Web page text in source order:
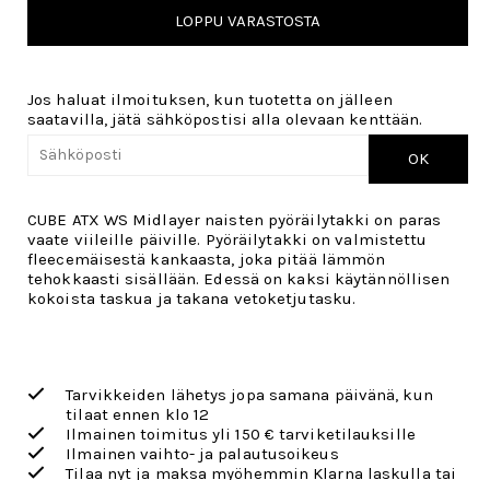
LOPPU VARASTOSTA
Jos haluat ilmoituksen, kun tuotetta on jälleen
saatavilla, jätä sähköpostisi alla olevaan kenttään.
OK
CUBE ATX WS Midlayer naisten pyöräilytakki on paras
vaate viileille päiville. Pyöräilytakki on valmistettu
fleecemäisestä kankaasta, joka pitää lämmön
tehokkaasti sisällään. Edessä on kaksi käytännöllisen
kokoista taskua ja takana vetoketjutasku.
Tarvikkeiden lähetys jopa samana päivänä, kun
tilaat ennen klo 12
Ilmainen toimitus yli 150 € tarviketilauksille
Ilmainen vaihto- ja palautusoikeus
Tilaa nyt ja maksa myöhemmin Klarna laskulla tai